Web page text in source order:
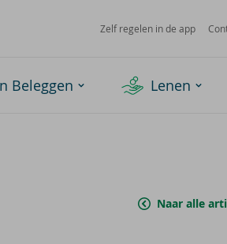
Zelf regelen in de app
Beleggen Lenen
Naar alle